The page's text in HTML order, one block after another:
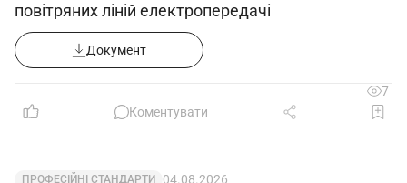
повітряних ліній електропередачі
Документ
7
Коментувати
ПРОФЕСІЙНІ СТАНДАРТИ 04.08.2026